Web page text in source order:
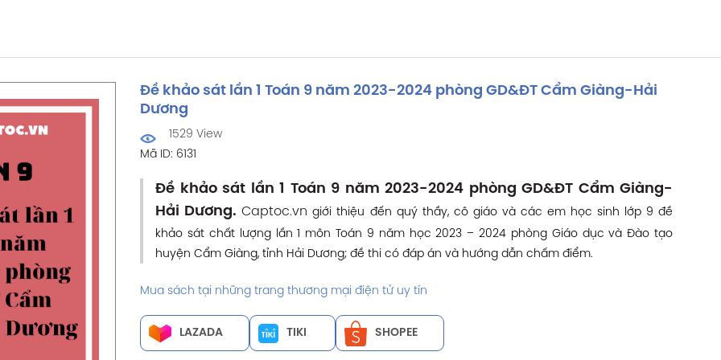
Đề khảo sát lần 1 Toán 9 năm 2023-2024 phòng GD&ĐT Cẩm Giàng-Hải
Dương
1529 View
Mã ID: 6131
Đề khảo sát lần 1 Toán 9 năm 2023-2024 phòng GD&ĐT Cẩm Giàng-
Hải Dương.Captoc.vn giới thiệu đến quý thầy, cô giáo và các em học sinh lớp 9 đề
khảo sát chất lượng lần 1 môn Toán 9 năm học 2023 – 2024 phòng Giáo dục và Đào tạo
huyện Cẩm Giàng, tỉnh Hải Dương; đề thi có đáp án và hướng dẫn chấm điểm.
Mua sách tại những trang thương mại điện tử uy tín
LAZADA TIKI SHOPEE